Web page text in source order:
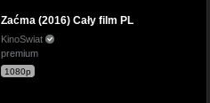
Zaćma (2016) Cały film PL
KinoSwiat
premium
1080p